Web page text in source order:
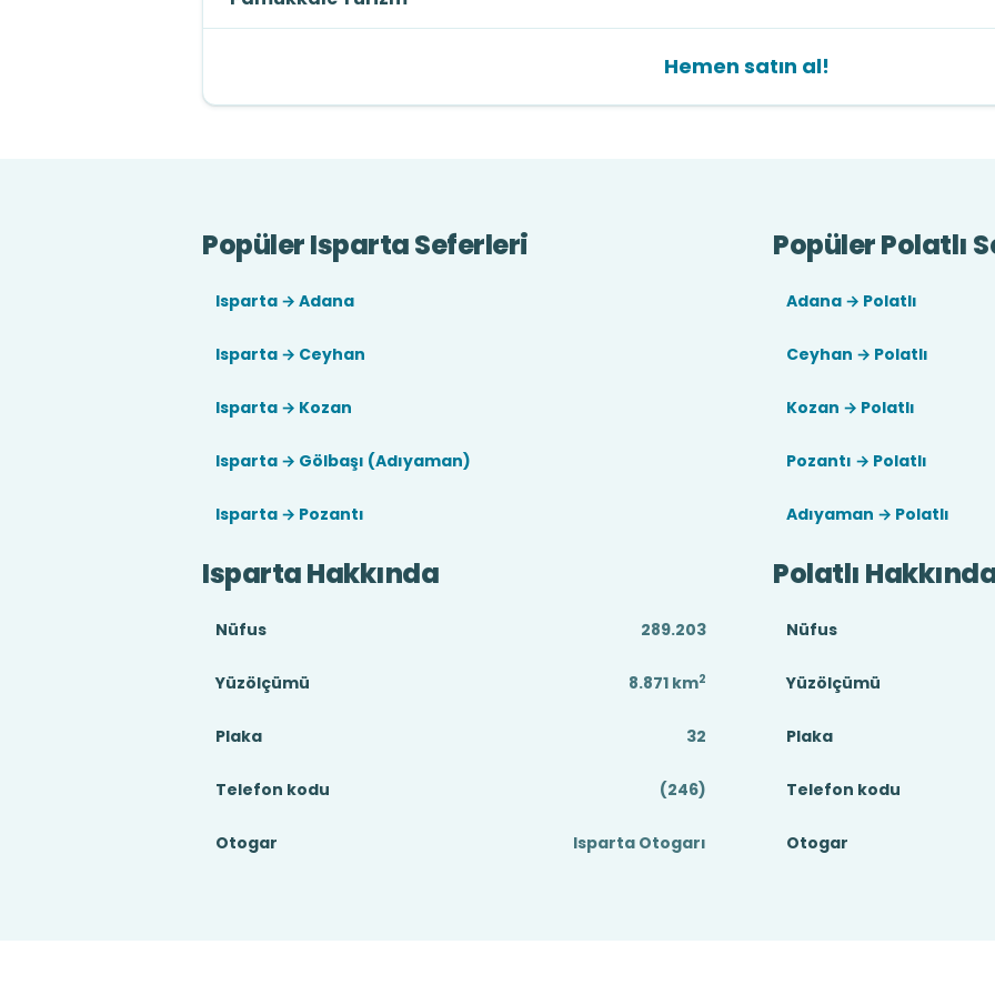
Hemen satın al!
Popüler Isparta Seferleri
Isparta → Adana
Isparta → Ceyhan
Isparta → Kozan
Isparta → Gölbaşı (Adıyaman)
Isparta → Pozantı
Popüler Polatlı
Adana → Polatlı
Ceyhan → Polatlı
Kozan → Polatlı
Pozantı → Polatlı
Adıyaman → Polatlı
Isparta Hakkında
Nüfus 289.203
Yüzölçümü 8.871 km2
Plaka 32
Telefon kodu (246)
Otogar Isparta Otogarı
Polatlı
Nüfus
Yüzölçümü
Plaka
Telefon kodu
Otogar